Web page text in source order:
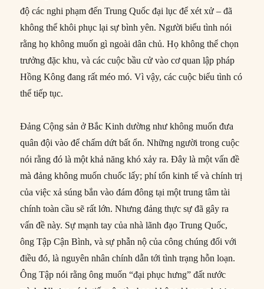
độ các nghi phạm đến Trung Quốc đại lục để xét xử – đã
không thể khôi phục lại sự bình yên. Người biểu tình nói
rằng họ không muốn gì ngoài dân chủ. Họ không thể chọn
trưởng đặc khu, và các cuộc bầu cử vào cơ quan lập pháp
Hồng Kông đang rất méo mó. Vì vậy, các cuộc biểu tình có
thể tiếp tục.
Đảng Cộng sản ở Bắc Kinh dường như không muốn đưa
quân đội vào để chấm dứt bất ổn. Những người trong cuộc
nói rằng đó là một khả năng khó xảy ra. Đây là một vấn đề
mà đảng không muốn chuốc lấy; phí tổn kinh tế và chính trị
của việc xả súng bắn vào đám đông tại một trung tâm tài
chính toàn cầu sẽ rất lớn. Nhưng đảng thực sự đã gây ra
vấn đề này. Sự mạnh tay của nhà lãnh đạo Trung Quốc,
ông Tập Cận Bình, và sự phẫn nộ của công chúng đối với
điều đó, là nguyên nhân chính dẫn tới tình trạng hỗn loạn.
Ông Tập nói rằng ông muốn “đại phục hưng” đất nước